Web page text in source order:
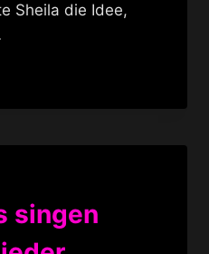
Sheila die Idee,
singen